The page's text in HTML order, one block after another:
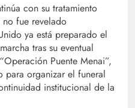
con su tratamiento
fue revelado
ya está preparado el
tras su eventual
Puente Menai”,
organizar el funeral
institucional de la